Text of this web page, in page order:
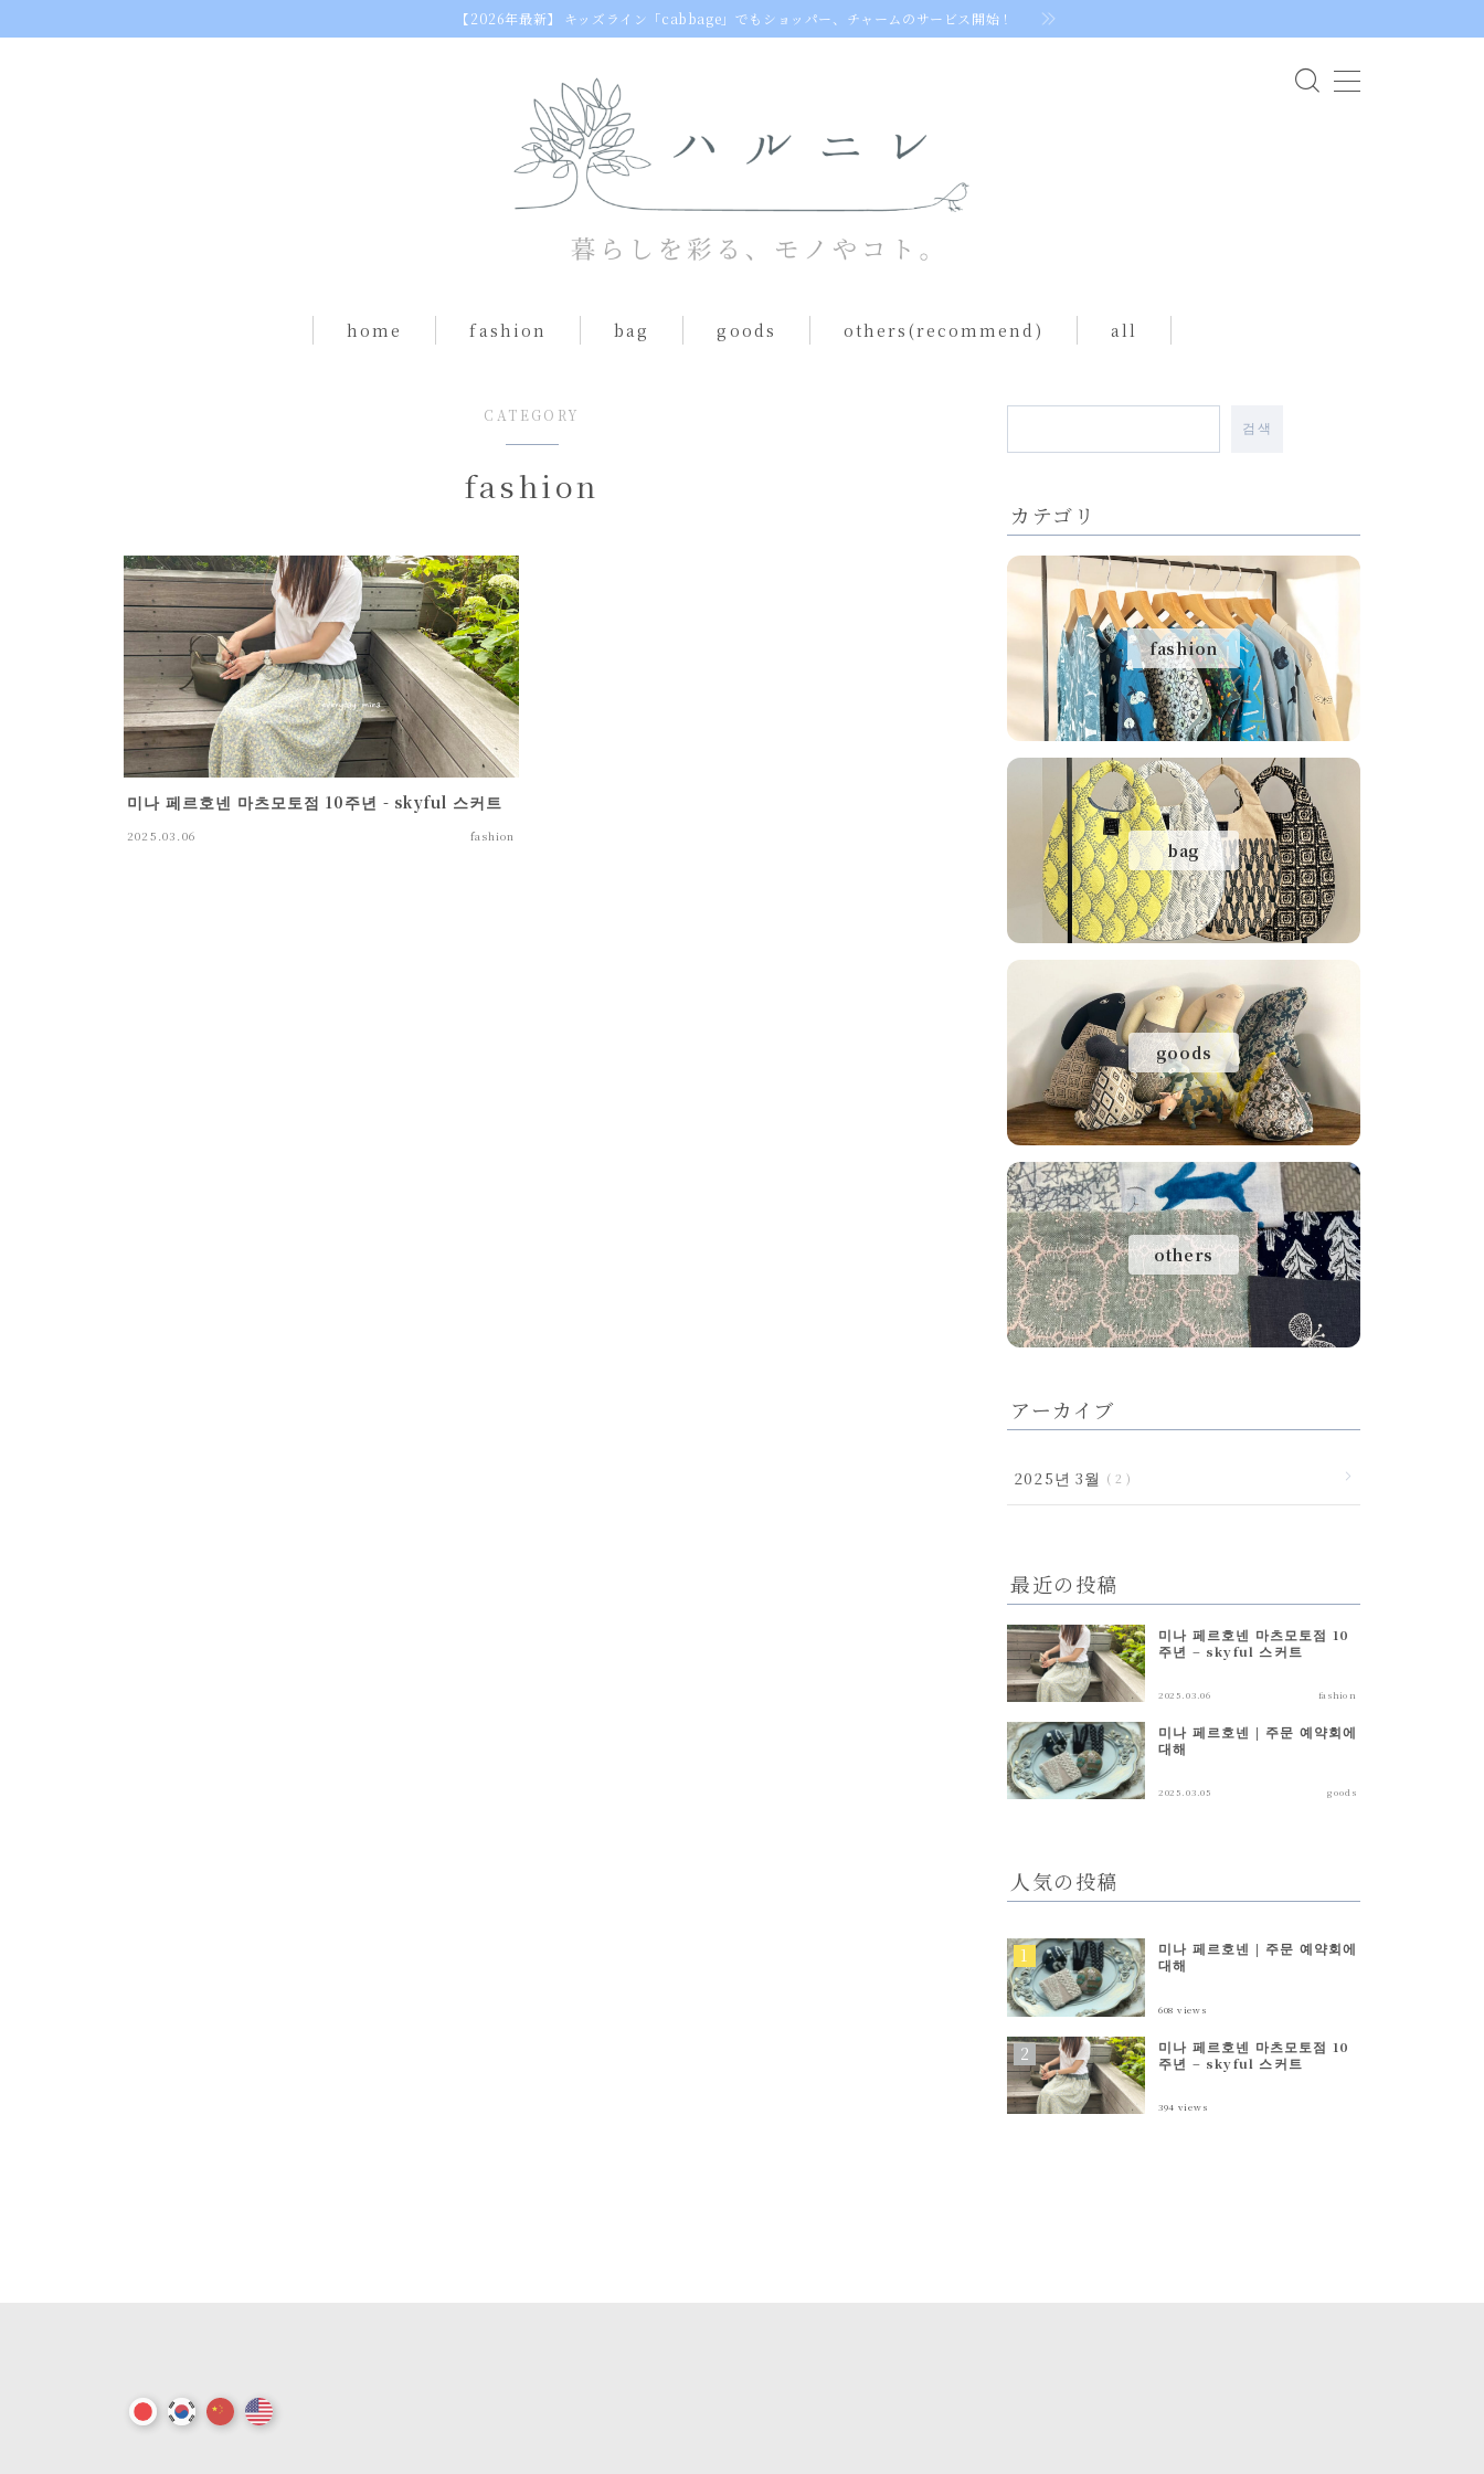
【2026年最新】 キッズライン「cabbage」でもショッパー、チャームのサービス開始！
home fashion
skirt
bag goods others(recommend) all
CATEGORY
fashion
미나 페르호넨 마츠모토점 10주년 - skyful 스커트
2025.03.06 fashion
검색
カテゴリ
fashion
bag
goods
others
アーカイブ
2025년 3월 2
最近の投稿
미나 페르호넨 마츠모토점 10
주년 – skyful 스커트
2025.03.06 fashion
미나 페르호넨 | 주문 예약회에
대해
2025.03.05 goods
人気の投稿
미나 페르호넨 | 주문 예약회에
대해
608 views
미나 페르호넨 마츠모토점 10
주년 – skyful 스커트
394 views